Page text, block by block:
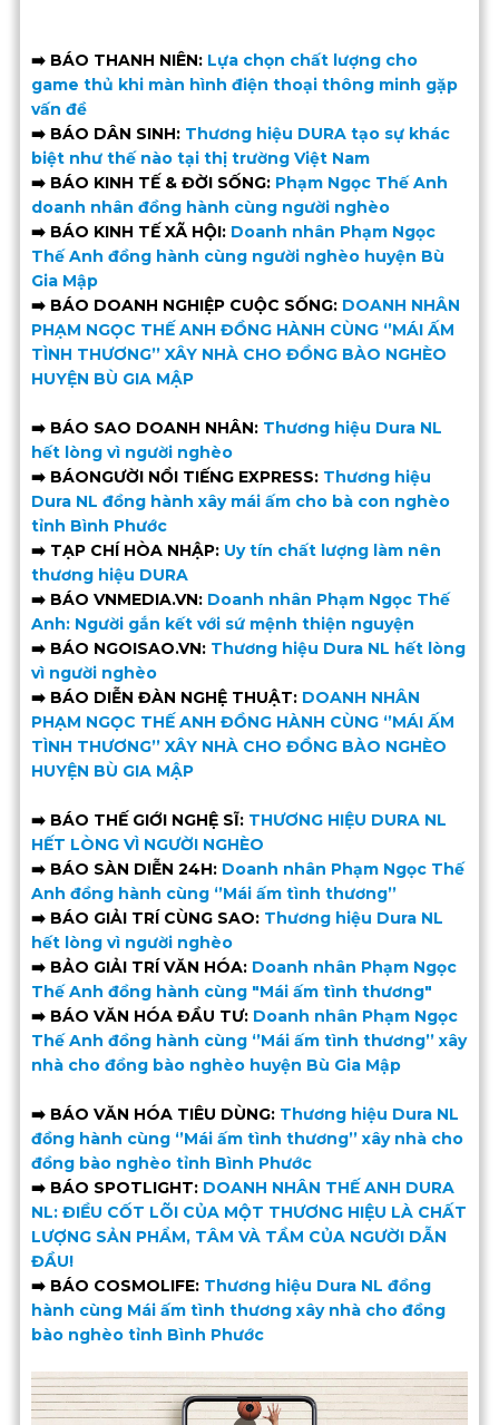
➡️ BÁO THANH NIÊN: Lựa chọn chất lượng cho
game thủ khi màn hình điện thoại thông minh gặp
vấn đề
➡️ BÁO DÂN SINH: Thương hiệu DURA tạo sự khác
biệt như thế nào tại thị trường Việt Nam
➡️ BÁO KINH TẾ & ĐỜI SỐNG: Phạm Ngọc Thế Anh
doanh nhân đồng hành cùng người nghèo
➡️ BÁO KINH TẾ XÃ HỘI: Doanh nhân Phạm Ngọc
Thế Anh đồng hành cùng người nghèo huyện Bù
Gia Mập
➡️ BÁO DOANH NGHIỆP CUỘC SỐNG: DOANH NHÂN
PHẠM NGỌC THẾ ANH ĐỒNG HÀNH CÙNG ‘’MÁI ẤM
TÌNH THƯƠNG’’ XÂY NHÀ CHO ĐỒNG BÀO NGHÈO
HUYỆN BÙ GIA MẬP
➡️ BÁO SAO DOANH NHÂN: Thương hiệu Dura NL
hết lòng vì người nghèo
➡️ BÁONGƯỜI NỔI TIẾNG EXPRESS: Thương hiệu
Dura NL đồng hành xây mái ấm cho bà con nghèo
tỉnh Bình Phước
➡️ TẠP CHÍ HÒA NHẬP: Uy tín chất lượng làm nên
thương hiệu DURA
➡️ BÁO VNMEDIA.VN: Doanh nhân Phạm Ngọc Thế
Anh: Người gắn kết với sứ mệnh thiện nguyện
➡️ BÁO NGOISAO.VN: Thương hiệu Dura NL hết lòng
vì người nghèo
➡️ BÁO DIỄN ĐÀN NGHỆ THUẬT: DOANH NHÂN
PHẠM NGỌC THẾ ANH ĐỒNG HÀNH CÙNG ‘’MÁI ẤM
TÌNH THƯƠNG’’ XÂY NHÀ CHO ĐỒNG BÀO NGHÈO
HUYỆN BÙ GIA MẬP
➡️ BÁO THẾ GIỚI NGHỆ SĨ: THƯƠNG HIỆU DURA NL
HẾT LÒNG VÌ NGƯỜI NGHÈO
➡️ BÁO SÀN DIỄN 24H: Doanh nhân Phạm Ngọc Thế
Anh đồng hành cùng ‘’Mái ấm tình thương’’
➡️ BÁO GIẢI TRÍ CÙNG SAO: Thương hiệu Dura NL
hết lòng vì người nghèo
➡️ BẢO GIẢI TRÍ VĂN HÓA: Doanh nhân Phạm Ngọc
Thế Anh đồng hành cùng "Mái ấm tình thương"
➡️ BÁO VĂN HÓA ĐẦU TƯ: Doanh nhân Phạm Ngọc
Thế Anh đồng hành cùng ‘’Mái ấm tình thương’’ xây
nhà cho đồng bào nghèo huyện Bù Gia Mập
➡️ BÁO VĂN HÓA TIÊU DÙNG: Thương hiệu Dura NL
đồng hành cùng ‘’Mái ấm tình thương’’ xây nhà cho
đồng bào nghèo tỉnh Bình Phước
➡️ BÁO SPOTLIGHT: DOANH NHÂN THẾ ANH DURA
NL: ĐIỀU CỐT LÕI CỦA MỘT THƯƠNG HIỆU LÀ CHẤT
LƯỢNG SẢN PHẨM, TÂM VÀ TẦM CỦA NGƯỜI DẪN
ĐẦU!
➡️ BÁO COSMOLIFE: Thương hiệu Dura NL đồng
hành cùng Mái ấm tình thương xây nhà cho đồng
bào nghèo tỉnh Bình Phước